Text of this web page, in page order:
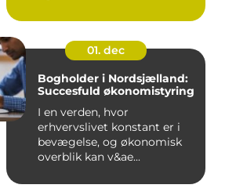
01. dec
Bogholder i Nordsjælland:
Succesfuld økonomistyring
I en verden, hvor
erhvervslivet konstant er i
bevægelse, og økonomisk
overblik kan v&ae...